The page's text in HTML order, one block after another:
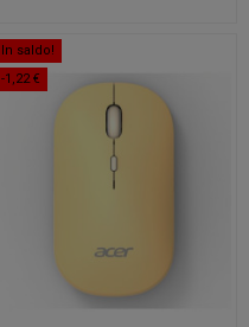
In saldo!
-1,22 €